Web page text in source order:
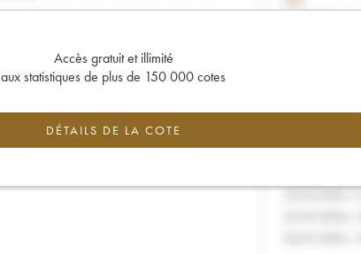
Accès gratuit et illimité
aux statistiques de plus de 150 000 cotes
DÉTAILS DE LA COTE